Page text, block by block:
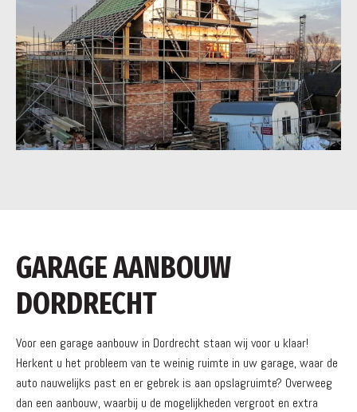
GARAGE AANBOUW
DORDRECHT
Voor een garage aanbouw in Dordrecht staan wij voor u klaar!
Herkent u het probleem van te weinig ruimte in uw garage, waar de
auto nauwelijks past en er gebrek is aan opslagruimte? Overweeg
dan een aanbouw, waarbij u de mogelijkheden vergroot en extra